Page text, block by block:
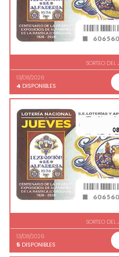
SORTEO DEL
13/08/2026
4 DISPONIBLES
SORTEO DEL
13/08/2026
5 DISPONIBLES